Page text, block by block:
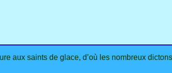
aux saints de glace, d’où les nombreux